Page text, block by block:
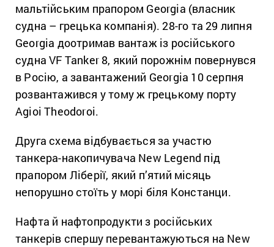
мальтійським прапором Georgia (власник
судна – грецька компанія). 28-го та 29 липня
Georgia доотримав вантаж із російського
судна VF Tanker 8, який порожнім повернувся
в Росію, а завантажений Georgia 10 серпня
розвантажився у тому ж грецькому порту
Agioi Theodoroi.
Друга схема відбувається за участю
танкера-накопичувача New Legend під
прапором Ліберії, який п’ятий місяць
непорушно стоїть у морі біля Констанци.
Нафта й нафтопродукти з російських
танкерів спершу перевантажуються на New